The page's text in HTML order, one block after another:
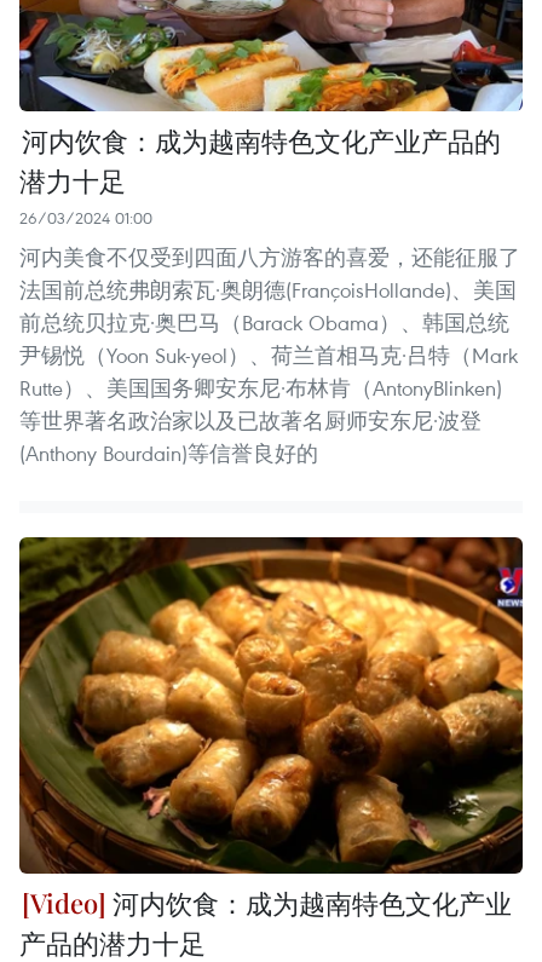
河内饮食：成为越南特色文化产业产品的
潜力十足
26/03/2024 01:00
河内美食不仅受到四面八方游客的喜爱，还能征服了
法国前总统弗朗索瓦·奥朗德(FrançoisHollande)、美国
前总统贝拉克·奥巴马（Barack Obama）、韩国总统
尹锡悦（Yoon Suk-yeol）、荷兰首相马克·吕特（Mark
Rutte）、美国国务卿安东尼·布林肯（AntonyBlinken)
等世界著名政治家以及已故著名厨师安东尼·波登
(Anthony Bourdain)等信誉良好的
河内饮食：成为越南特色文化产业
产品的潜力十足